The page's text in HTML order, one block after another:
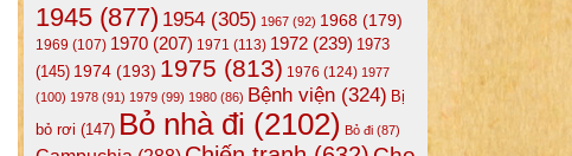
1945 (877) 1954 (305) 1967 (92) 1968 (179)
1969 (107) 1970 (207) 1971 (113) 1972 (239) 1973
(145) 1974 (193) 1975 (813) 1976 (124) 1977
(100) 1978 (91) 1979 (99) 1980 (86) Bệnh viện (324) Bị
bỏ rơi (147) Bỏ nhà đi (2102) Bỏ đi (87)